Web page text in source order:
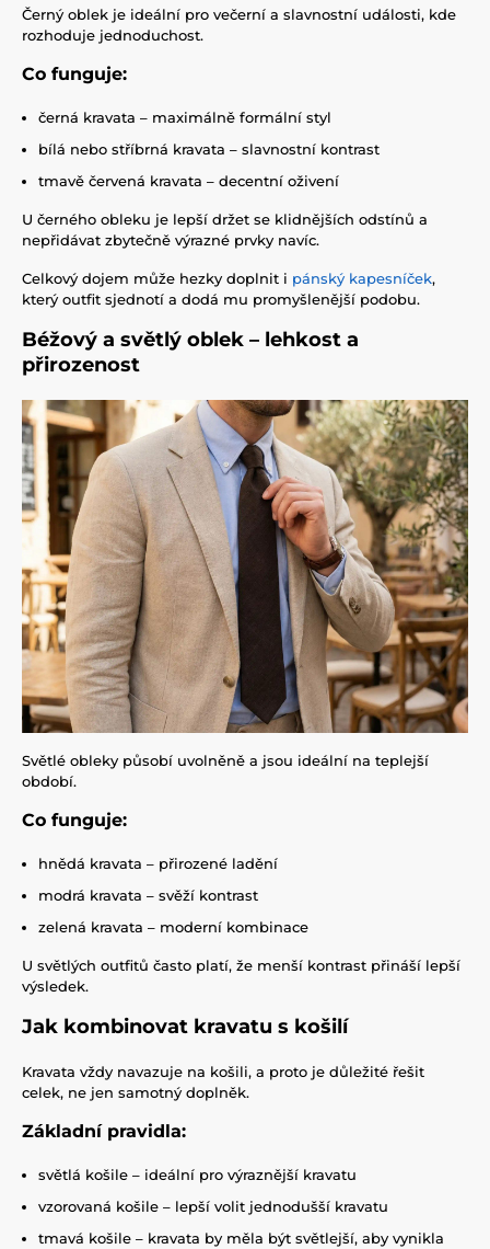
Černý oblek je ideální pro večerní a slavnostní události, kde
rozhoduje jednoduchost.
Co funguje:
černá kravata – maximálně formální styl
bílá nebo stříbrná kravata – slavnostní kontrast
tmavě červená kravata – decentní oživení
U černého obleku je lepší držet se klidnějších odstínů a
nepřidávat zbytečně výrazné prvky navíc.
Celkový dojem může hezky doplnit i pánský kapesníček,
který outfit sjednotí a dodá mu promyšlenější podobu.
Béžový a světlý oblek – lehkost a
přirozenost
Světlé obleky působí uvolněně a jsou ideální na teplejší
období.
Co funguje:
hnědá kravata – přirozené ladění
modrá kravata – svěží kontrast
zelená kravata – moderní kombinace
U světlých outfitů často platí, že menší kontrast přináší lepší
výsledek.
Jak kombinovat kravatu s košilí
Kravata vždy navazuje na košili, a proto je důležité řešit
celek, ne jen samotný doplněk.
Základní pravidla:
světlá košile – ideální pro výraznější kravatu
vzorovaná košile – lepší volit jednodušší kravatu
tmavá košile – kravata by měla být světlejší, aby vynikla